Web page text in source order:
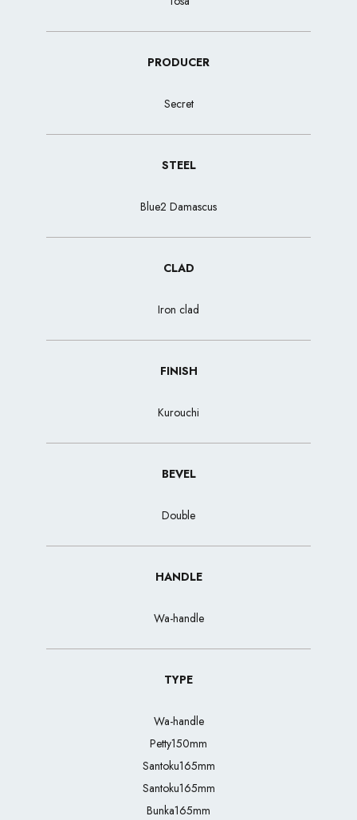
PRODUCER
Secret
STEEL
Blue2 Damascus
CLAD
Iron clad
FINISH
Kurouchi
BEVEL
Double
HANDLE
Wa-handle
TYPE
Wa-handle
Petty150mm
Santoku165mm
Santoku165mm
Bunka165mm